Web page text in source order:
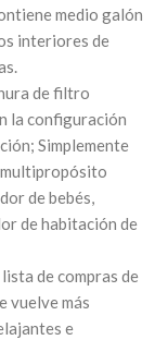
medio galón
interiores de
de filtro
la configuración
Simplemente
multipropósito
de bebés,
de habitación de
de compras de
vuelve más
e